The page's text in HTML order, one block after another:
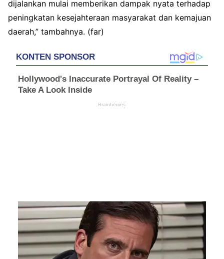
dijalankan mulai memberikan dampak nyata terhadap
peningkatan kesejahteraan masyarakat dan kemajuan
daerah,” tambahnya. (far)